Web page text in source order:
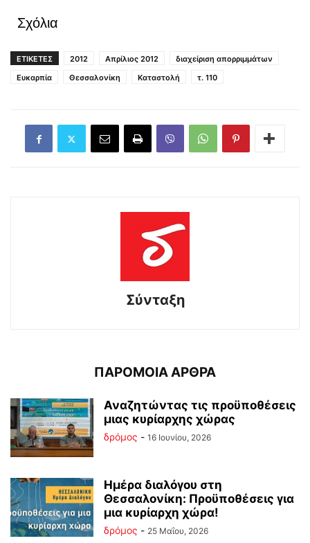
Σχόλια
ΕΤΙΚΕΤΕΣ 2012 Απρίλιος 2012
διαχείριση απορριμμάτων
Ευκαρπία
Θεσσαλονίκη Καταστολή τ. 110
Σύνταξη
ΠΑΡΟΜΟΙΑ ΑΡΘΡΑ
Αναζητώντας τις προϋποθέσεις
μιας κυρίαρχης χώρας
δρόμος - 16 Ιουνίου, 2026
Ημέρα διαλόγου στη
Θεσσαλονίκη: Προϋποθέσεις για
μια κυρίαρχη χώρα!
δρόμος - 25 Μαΐου, 2026